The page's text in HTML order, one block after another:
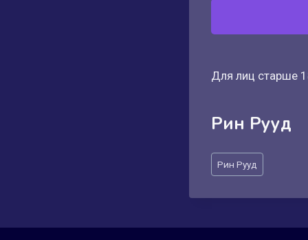
Для лиц старше
Рин Рууд
Метки
записи:
Рин Рууд